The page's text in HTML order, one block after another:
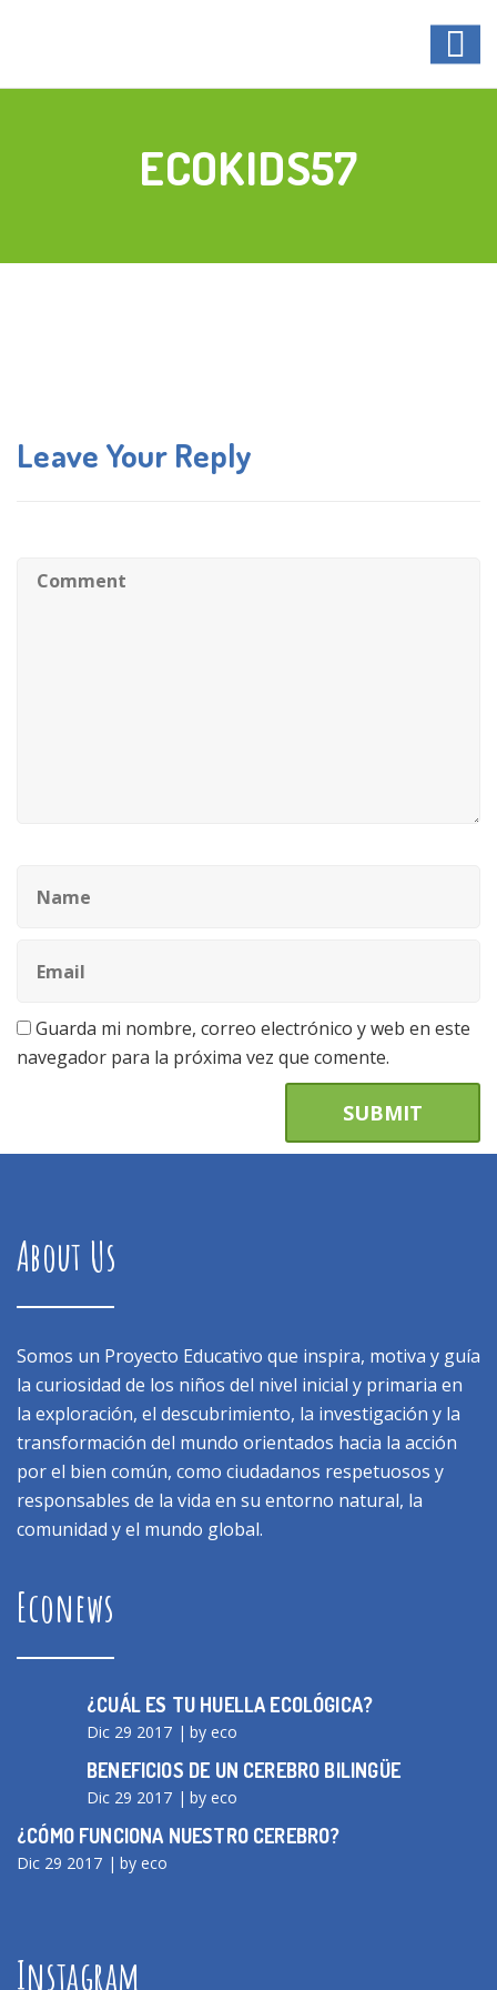
ECOKIDS57
Leave Your Reply
Guarda mi nombre, correo electrónico y web en este
navegador para la próxima vez que comente.
About Us
Somos un Proyecto Educativo que inspira, motiva y guía
la curiosidad de los niños del nivel inicial y primaria en
la exploración, el descubrimiento, la investigación y la
transformación del mundo orientados hacia la acción
por el bien común, como ciudadanos respetuosos y
responsables de la vida en su entorno natural, la
comunidad y el mundo global.
Econews
¿CUÁL ES TU HUELLA ECOLÓGICA?
Dic 29 2017 by eco
BENEFICIOS DE UN CEREBRO BILINGÜE
Dic 29 2017 by eco
¿CÓMO FUNCIONA NUESTRO CEREBRO?
Dic 29 2017 by eco
Instagram